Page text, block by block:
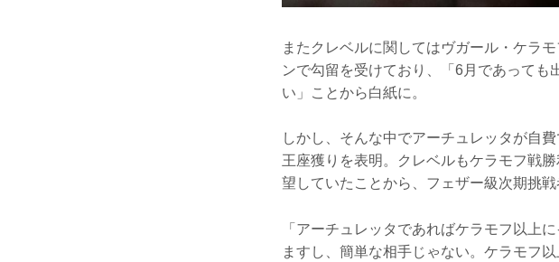
またクレベルに関してはヴガール・ケラ
ンで勾留を受けており、「6月であって
い」ことから白紙に。
しかし、そんな中でアーチュレッタが自
王座獲りを表明。クレベルもケラモフ戦
望していたことから、フェザー級次期挑
「アーチュレッタであればケラモフ以上
ますし、簡単な相手じゃない。ケラモフ